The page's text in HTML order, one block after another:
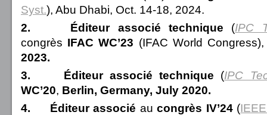
Syst.), Abu Dhabi, Oct. 14-18, 2024.
2.
Éditeurassocié technique (IPC
congrès IFAC WC’23 (IFAC World
2023.
3.
Éditeurassocié technique (IPC
WC’20, Berlin, Germany, July 2020.
4.
Éditeurassocié au congrès IV’24 (